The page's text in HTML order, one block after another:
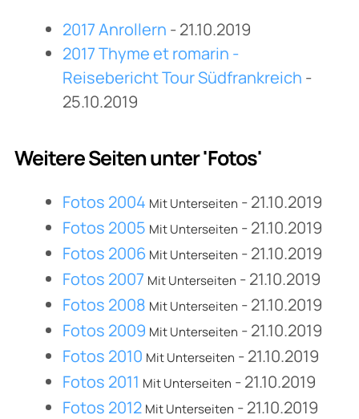
2017 Anrollern - 21.10.2019
2017 Thyme et romarin -
Reisebericht Tour Südfrankreich -
25.10.2019
Weitere Seiten unter 'Fotos'
Fotos 2004 Mit Unterseiten - 21.10.2019
Fotos 2005 Mit Unterseiten - 21.10.2019
Fotos 2006 Mit Unterseiten - 21.10.2019
Fotos 2007 Mit Unterseiten - 21.10.2019
Fotos 2008 Mit Unterseiten - 21.10.2019
Fotos 2009 Mit Unterseiten - 21.10.2019
Fotos 2010 Mit Unterseiten - 21.10.2019
Fotos 2011 Mit Unterseiten - 21.10.2019
Fotos 2012 Mit Unterseiten - 21.10.2019